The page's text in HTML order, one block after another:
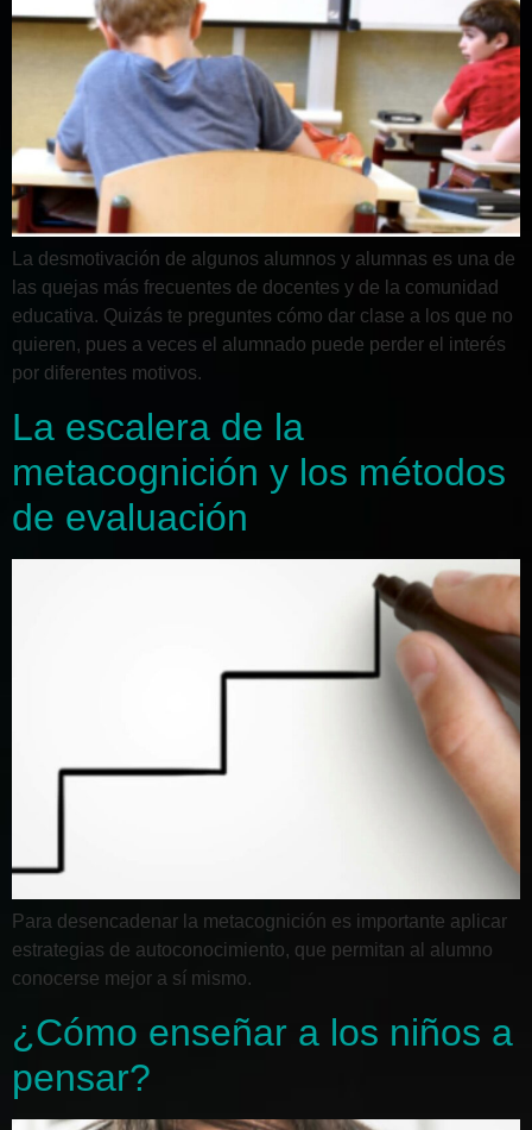
La desmotivación de algunos alumnos y alumnas es una de
las quejas más frecuentes de docentes y de la comunidad
educativa. Quizás te preguntes cómo dar clase a los que no
quieren, pues a veces el alumnado puede perder el interés
por diferentes motivos.
La escalera de la
metacognición y los métodos
de evaluación
Para desencadenar la metacognición es importante aplicar
estrategias de autoconocimiento, que permitan al alumno
conocerse mejor a sí mismo.
¿Cómo enseñar a los niños a
pensar?